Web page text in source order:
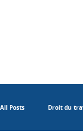
All Posts Droit du